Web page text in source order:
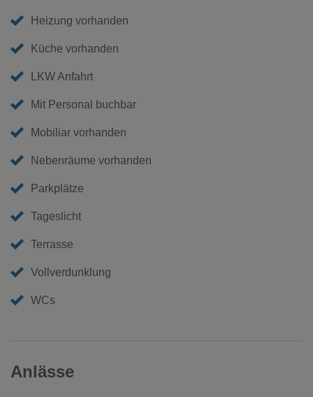
Heizung vorhanden
Küche vorhanden
LKW Anfahrt
Mit Personal buchbar
Mobiliar vorhanden
Nebenräume vorhanden
Parkplätze
Tageslicht
Terrasse
Vollverdunklung
WCs
Anlässe